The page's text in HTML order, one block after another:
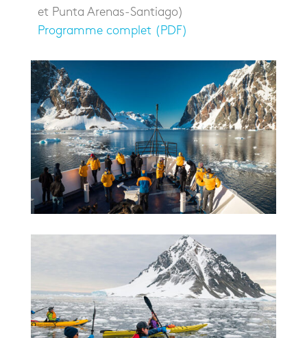
et Punta Arenas-Santiago)
Programme complet (PDF)